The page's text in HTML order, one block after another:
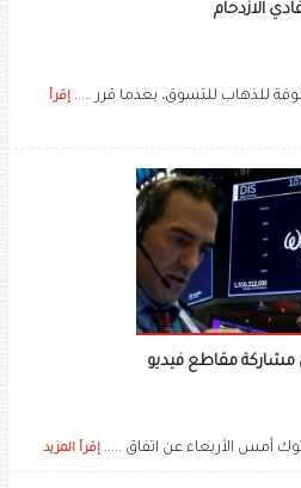
الازدحام
للذهاب للتسوق، بعدما قرر ..... إقرأ
مشاركة مقاطع فيديو
أمس الأربعاء عن اتفاق ..... إقرأ المزيد